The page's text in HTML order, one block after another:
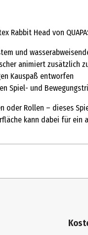
Rabbit Head von
und
animiert zusätzlich
Kauspaß entworfen
Spiel- und
oder Rollen – dieses
kann dabei für ein